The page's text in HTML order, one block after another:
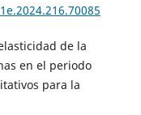
de la
en el periodo
para la